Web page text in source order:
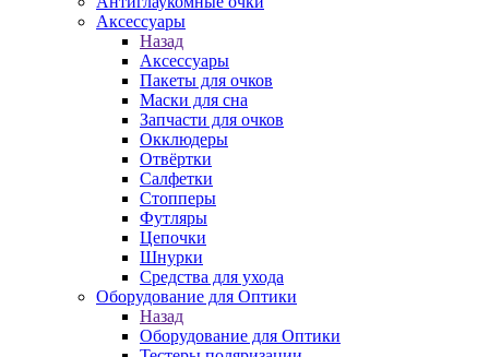
Аксессуары
Назад
Аксессуары
Пакеты для очков
Маски для сна
Запчасти для очков
Окклюдеры
Отвёртки
Салфетки
Стопперы
Футляры
Цепочки
Шнурки
Средства для ухода
Оборудование для Оптики
Назад
Оборудование для Оптики